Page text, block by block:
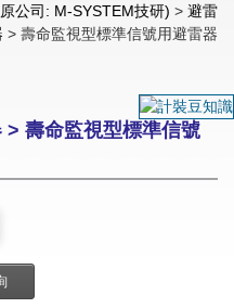
公司: M-SYSTEM技研) > 避雷
> 壽命監視型標準信號用避雷器
壽命監視型標準信號